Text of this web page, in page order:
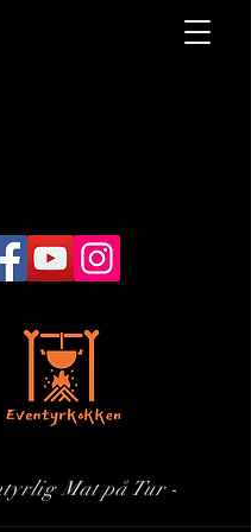
Mat på Tur -